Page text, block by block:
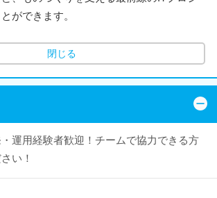
ができます。
閉じる
運用経験者歓迎！チームで協力できる方
い！